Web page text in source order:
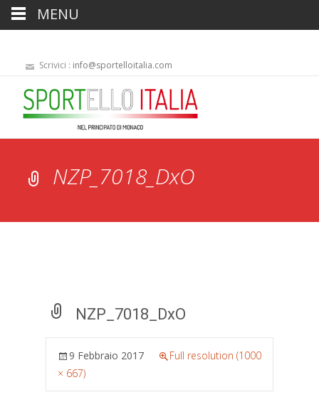
Scrivici : info@sportelloitalia.com
NZP_7018_DxO
NZP_7018_DxO
9 Febbraio 2017
Full resolution (1000
× 667)
MENU